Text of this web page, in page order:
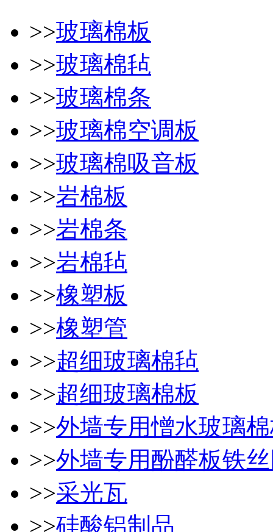
>>玻璃棉板
>>玻璃棉毡
>>玻璃棉条
>>玻璃棉空调板
>>玻璃棉吸音板
>>岩棉板
>>岩棉条
>>岩棉毡
>>橡塑板
>>橡塑管
>>超细玻璃棉毡
>>超细玻璃棉板
>>外墙专用憎水玻璃
>>外墙专用酚醛板铁
>>采光瓦
>>硅酸铝制品